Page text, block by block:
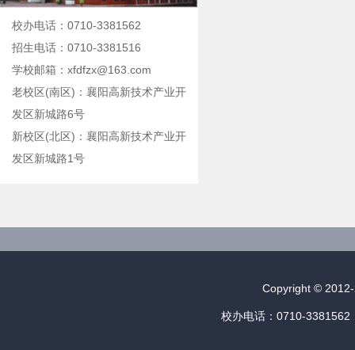
校办电话：0710-3381562
招生电话：0710-3381516
学校邮箱：xfdfzx@163.com
老校区(南区)：襄阳高新技术产业开
发区新城路6号
新校区(北区)：襄阳高新技术产业开
发区新城路1号
Copyright ©
校办电话：0710-